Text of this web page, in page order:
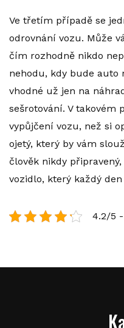
Ve třetím případě se
odrovnání vozu. Může
čím rozhodně nikdo
nehodu, kdy bude auto
vhodné už jen na
sešrotování. V
vypůjčení vozu, než si
ojetý, který by vám
člověk nikdy
vozidlo, který každý
4.2/5 -